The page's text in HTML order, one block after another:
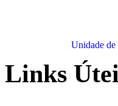
Unidade
Links